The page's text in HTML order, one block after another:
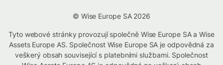
© Wise Europe SA 2026
Tyto webové stránky provozují společně Wise Europe SA a Wise
Assets Europe AS. Společnost Wise Europe SA je odpovědná za
veškerý obsah související s platebními službami. Společnost